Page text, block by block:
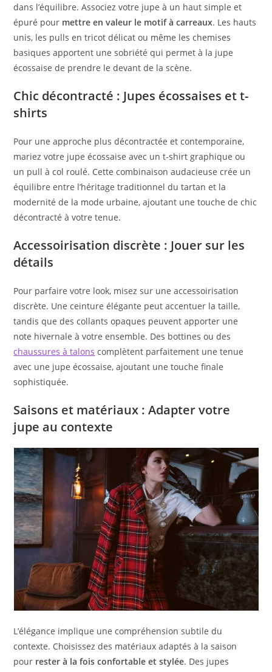
dans l’équilibre. Associez votre jupe à un haut simple et
épuré pour mettre en valeur le motif à carreaux. Les hauts
unis, les pulls en tricot délicat ou même les chemises
basiques apportent une sobriété qui permet à la jupe
écossaise de prendre le devant de la scène.
Chic décontracté : Jupes écossaises et t-
shirts
Pour une approche plus décontractée et contemporaine,
mariez votre jupe écossaise avec un t-shirt graphique ou
un pull à col roulé. Cette combinaison audacieuse crée un
équilibre entre l’héritage traditionnel du tartan et la
modernité de la mode urbaine, ajoutant une touche de chic
décontracté à votre tenue.
Accessoirisation discrète : Jouer sur les
détails
Pour parfaire votre look, misez sur une accessoirisation
discrète. Une ceinture élégante peut accentuer la taille,
tandis que des collants opaques peuvent apporter une
note hivernale à votre ensemble. Des bottines ou des
chaussures à talons complètent parfaitement une tenue
avec une jupe écossaise, ajoutant une touche finale
sophistiquée.
Saisons et matériaux : Adapter votre
jupe au contexte
L’élégance implique une compréhension subtile du
contexte. Choisissez des matériaux adaptés à la saison
pour rester à la fois confortable et stylée. Des jupes